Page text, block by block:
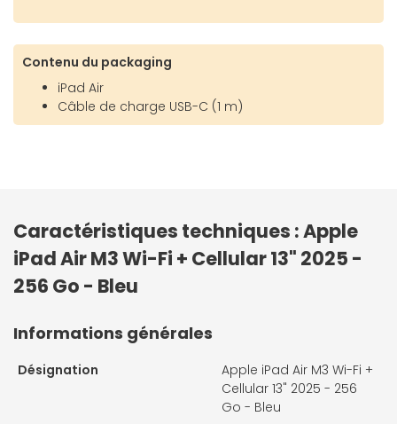
Contenu du packaging
iPad Air
Câble de charge USB-C (1 m)
Caractéristiques techniques : Apple
iPad Air M3 Wi-Fi + Cellular 13" 2025 -
256 Go - Bleu
Informations générales
Désignation
Apple iPad Air M3 Wi-Fi +
Cellular 13" 2025 - 256
Go - Bleu